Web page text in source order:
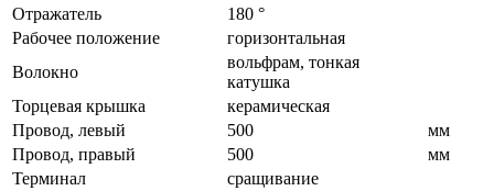
Отражатель
180 °
Рабочее положение
горизонтальная
Волокно
вольфрам, тонкая
катушка
Торцевая крышка
керамическая
Провод, левый
500
мм
Провод, правый
500
мм
Терминал
сращивание